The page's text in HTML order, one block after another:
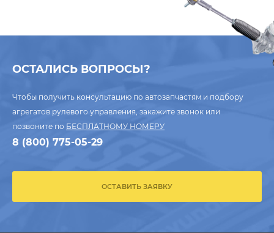
ОСТАЛИСЬ ВОПРОСЫ?
Чтобы получить консультацию по автозапчастям и подбору
агрегатов рулевого управления, закажите звонок или
позвоните по БЕСПЛАТНОМУ НОМЕРУ
8 (800) 775-05-29
ОСТАВИТЬ ЗАЯВКУ